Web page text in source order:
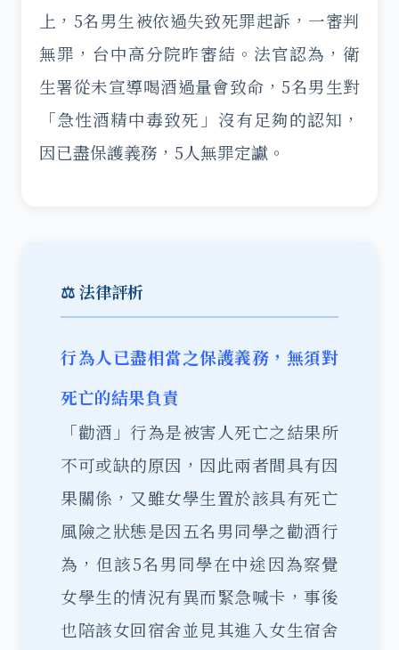
上，5名男生被依過失致死罪起訴，一審判
無罪，台中高分院昨審結。法官認為，衛
生署從未宣導喝酒過量會致命，5名男生對
「急性酒精中毒致死」沒有足夠的認知，
因已盡保護義務，5人無罪定讞。
⚖️ 法律評析
行為人已盡相當之保護義務，無須對
死亡的結果負責
「勸酒」行為是被害人死亡之結果所
不可或缺的原因，因此兩者間具有因
果關係，又雖女學生置於該具有死亡
風險之狀態是因五名男同學之勸酒行
為，但該5名男同學在中途因為察覺
女學生的情況有異而緊急喊卡，事後
也陪該女回宿舍並見其進入女生宿舍